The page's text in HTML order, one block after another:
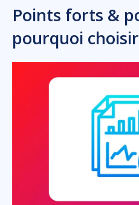
Points forts &
pourquoi